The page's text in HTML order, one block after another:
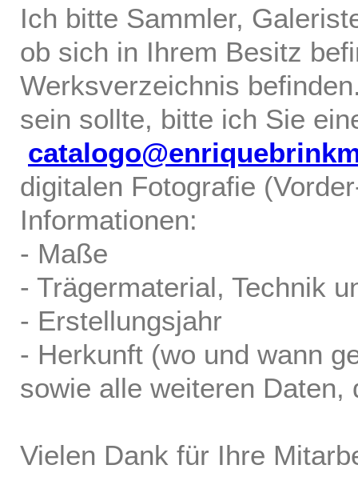
Ich bitte Sammler,
ob sich in Ihrem Besitz
Werksverzeichnis
sein sollte, bitte ich Sie
digitalen Fotografie
Informationen:
- Maße
- Trägermaterial, Technik
- Erstellungsjahr
- Herkunft (wo und wann
sowie alle weiteren
Vielen Dank für Ihre